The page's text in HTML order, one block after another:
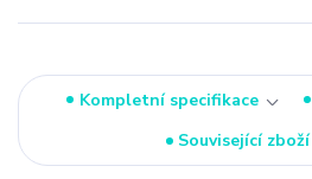
Kompletní specifikace
Související zboží